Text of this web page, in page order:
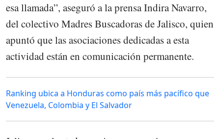
esa llamada”, aseguró a la prensa Indira Navarro,
del colectivo Madres Buscadoras de Jalisco, quien
apuntó que las asociaciones dedicadas a esta
actividad están en comunicación permanente.
Ranking ubica a Honduras como país más pacífico que
Venezuela, Colombia y El Salvador